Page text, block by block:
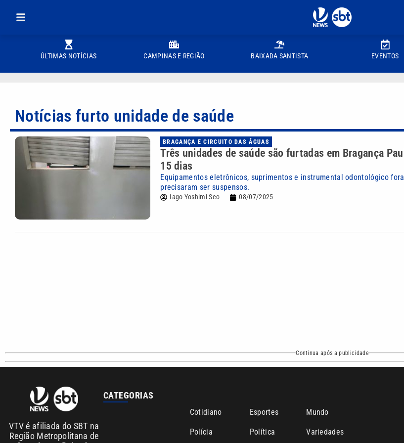
ÚLTIMAS NOTÍCIAS CAMPINAS E REGIÃO BAIXADA SANTISTA EVENTOS
Notícias furto unidade de saúde
BRAGANÇA E CIRCUITO DAS ÁGUAS
Três unidades de saúde são furtadas em Bragança
15 dias
Equipamentos eletrônicos, suprimentos e instrumental odontológico
precisaram ser suspensos.
Iago Yoshimi Seo 08/07/2025
Continua após a publicidade
VTV é afiliada do SBT na
Região Metropolitana de
CATEGORIAS
Cotidiano Esportes Mundo
Polícia Política Variedades